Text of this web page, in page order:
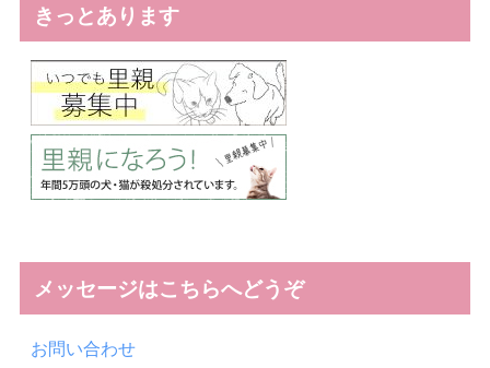
きっとあります
メッセージはこちらへどうぞ
お問い合わせ